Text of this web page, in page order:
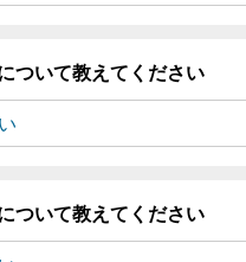
ついて教えてください
ついて教えてください